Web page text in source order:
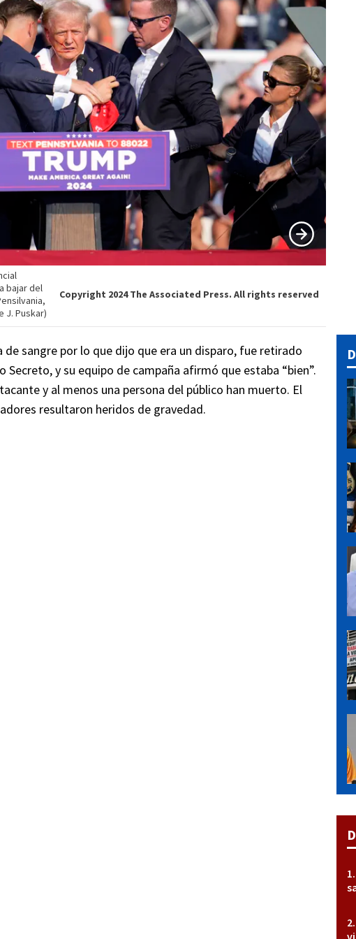
bajar del
J. Puskar)
Copyright 2024 The Associated Press. All rights reserved
de sangre por lo que dijo que era un disparo, fue retirado
y su equipo de campaña afirmó que estaba “bien”.
y al menos una persona del público han muerto. El
resultaron heridos de gravedad.